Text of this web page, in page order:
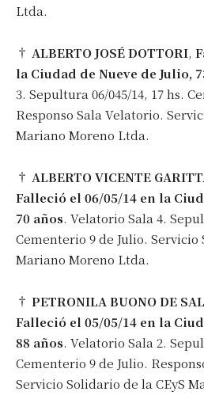
Ltda.
† ALBERTO JOSÉ DOTTORI,
la Ciudad de Nueve de Julio,
3. Sepultura 06/045/14, 17 hs.
Responso Sala Velatorio.
Mariano Moreno Ltda.
† ALBERTO VICENTE
Falleció el 06/05/14 en la
70 años. Velatorio Sala 4.
Cementerio 9 de Julio. Servicio
Mariano Moreno Ltda.
† PETRONILA BUONO DE
Falleció el 05/05/14 en la
88 años. Velatorio Sala 2.
Cementerio 9 de Julio.
Servicio Solidario de la CEyS